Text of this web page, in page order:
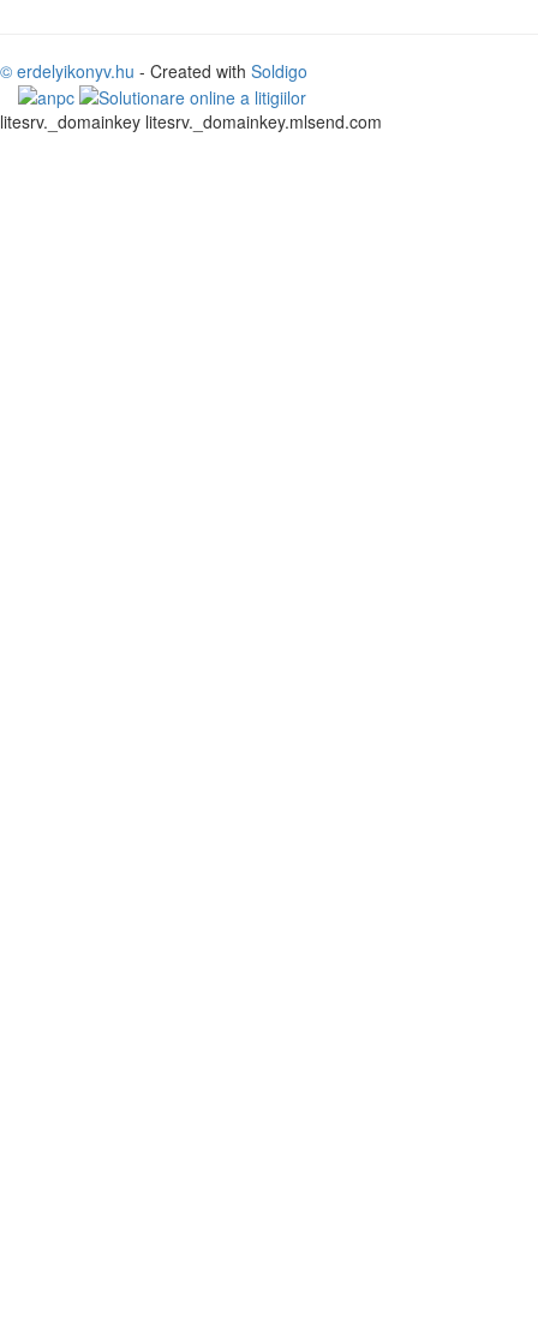
© erdelyikonyv.hu - Created with Soldigo
litesrv._domainkey litesrv._domainkey.mlsend.com